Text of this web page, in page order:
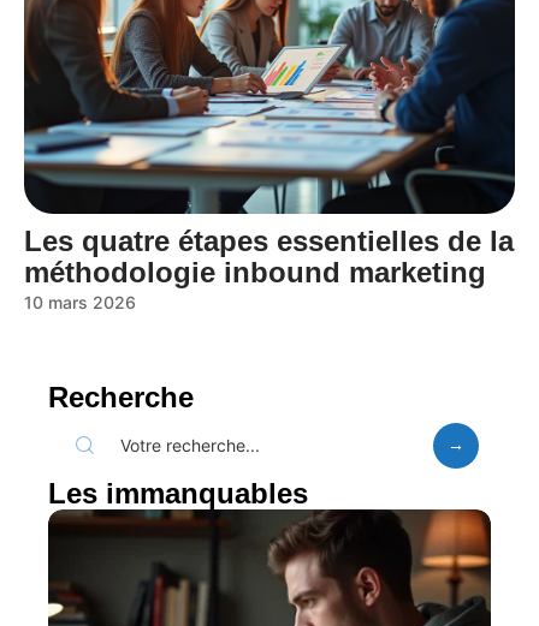
Les quatre étapes essentielles de la
méthodologie inbound marketing
10 mars 2026
Recherche
Les immanquables